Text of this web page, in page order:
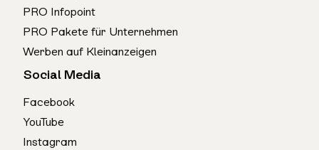
PRO Infopoint
PRO Pakete für Unternehmen
Werben auf Kleinanzeigen
Social Media
Facebook
YouTube
Instagram